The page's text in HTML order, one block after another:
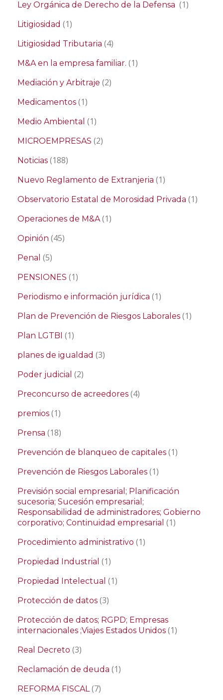
Ley Orgánica de Derecho de la Defensa (1)
Litigiosidad (1)
Litigiosidad Tributaria (4)
M&A en la empresa familiar. (1)
Mediación y Arbitraje (2)
Medicamentos (1)
Medio Ambiental (1)
MICROEMPRESAS (2)
Noticias (188)
Nuevo Reglamento de Extranjeria (1)
Observatorio Estatal de Morosidad Privada (1)
Operaciones de M&A(1)
Opinión (45)
Penal (5)
PENSIONES (1)
Periodismo e información jurídica (1)
Plan de Prevención de Riesgos Laborales (1)
Plan LGTBI (1)
planes de igualdad (3)
Poder judicial (2)
Preconcurso de acreedores (4)
premios (1)
Prensa (18)
Prevención de blanqueo de capitales (1)
Prevención de Riesgos Laborales (1)
Previsión social empresarial; Planificación
sucesoria; Sucesión empresarial;
Responsabilidad de administradores; Gobierno
corporativo; Continuidad empresarial (1)
Procedimiento administrativo (1)
Propiedad Industrial (1)
Propiedad Intelectual (1)
Protección de datos (3)
Protección de datos; RGPD; Empresas
internacionales ;Viajes Estados Unidos (1)
Real Decreto (3)
Reclamación de deuda (1)
REFORMA FISCAL(7)